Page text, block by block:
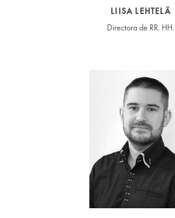
LIISA LEHTELÄ
Directora de RR. HH.